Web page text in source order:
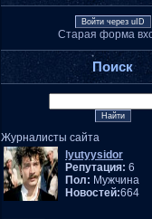
Войти через uID
Старая форма
Поиск
Журналисты сайта
lyutyysidor
Репутация: 6
Пол: Мужчина
Новостей:664